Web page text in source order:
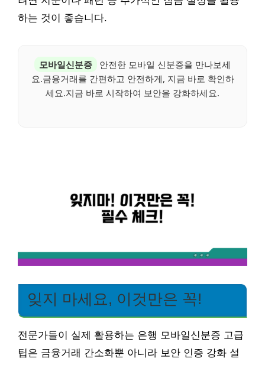
하는 것이 좋습니다.
모바일신분증
안전한 모바일 신분증을 만나보세
요.금융거래를 간편하고 안전하게, 지금 바로 확인하
세요.지금 바로 시작하여 보안을 강화하세요.
잊지 마세요, 이것만은 꼭!
전문가들이 실제 활용하는 은행 모바일신분증 고급
팁은 금융거래 간소화뿐 아니라 보안 인증 강화 설